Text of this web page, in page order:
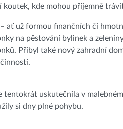
kde mohou příjemně
ať už formou finančních či
na pěstování bylinek a
Přibyl také nový zahradní
uskutečnila v
si dny plné pohybu.